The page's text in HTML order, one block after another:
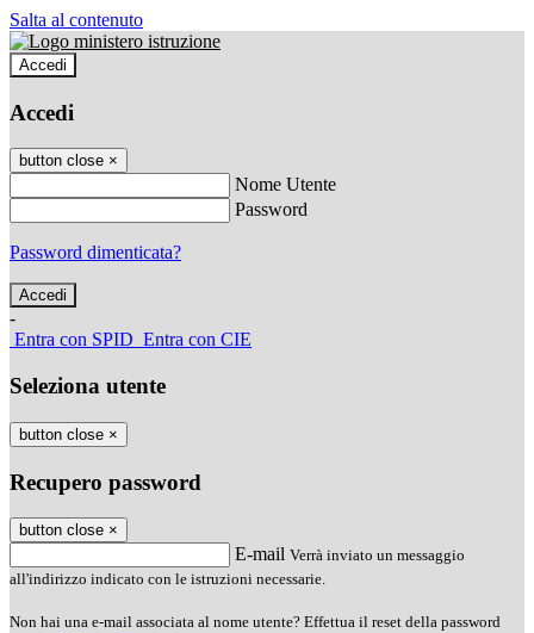
Salta al contenuto
Accedi
Accedi
button close ×
Nome Utente
Password
Password dimenticata?
-
Entra con SPID Entra con CIE
Seleziona utente
button close ×
Recupero password
button close ×
E-mail Verrà inviato un messaggio
all'indirizzo indicato con le istruzioni necessarie.
Non hai una e-mail associata al nome utente? Effettua il reset della password